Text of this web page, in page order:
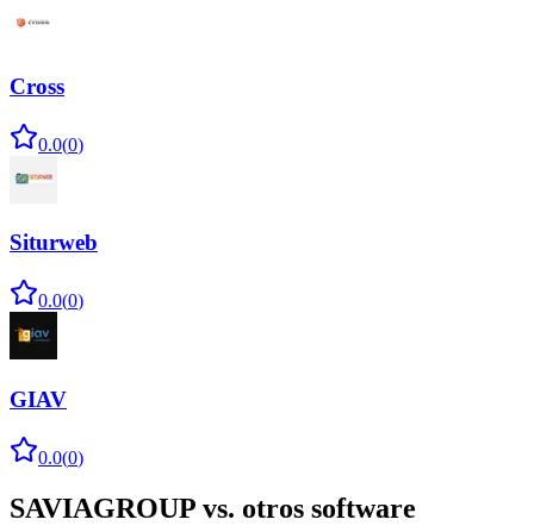
Cross
0.0(0)
Siturweb
0.0(0)
GIAV
0.0(0)
SAVIAGROUP vs. otros software